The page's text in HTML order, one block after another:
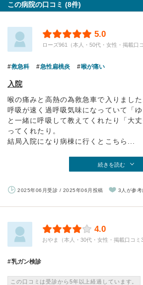
この病院の口コミ (8件)
5.0
ローズ961（本人・50代・女性・掲載口
救急科 急性扁桃炎 喉が痛い
入院
喉の痛みと高熱の為救急車で入りました
呼吸が速く過呼吸気味になっていて「ゆ
と一緒に呼吸して教えてくれたり「大
ってくれたり。
結局入院になり病棟に行くとこちら...
続きを読む
2025年06月受診 / 2025年06月投稿 3人が参考
4.0
おやま（本人・30代・女性・掲載口コミ
乳ガン検診
この口コミは受診から5年以上経過しています。